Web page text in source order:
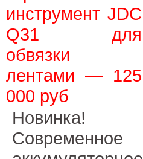
инструмент JDC
Q31 для
обвязки
лентами — 125
000 руб
Новинка!
Современное